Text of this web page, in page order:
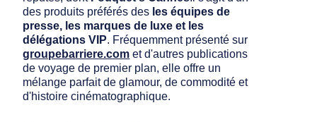
des produits préférés des les équipes de
presse, les marques de luxe et les
délégations VIP. Fréquemment présenté sur
groupebarriere.com et d'autres publications
de voyage de premier plan, elle offre un
mélange parfait de glamour, de commodité et
d'histoire cinématographique.